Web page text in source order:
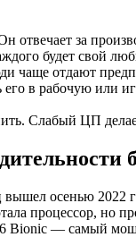
за
будет свой
чаще отдают
его в рабочую или
Слабый ЦП
осенью 2022
процессор, но
Bionic — самый